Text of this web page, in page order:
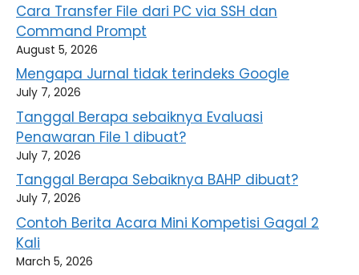
Cara Transfer File dari PC via SSH dan
Command Prompt
August 5, 2026
Mengapa Jurnal tidak terindeks Google
July 7, 2026
Tanggal Berapa sebaiknya Evaluasi
Penawaran File 1 dibuat?
July 7, 2026
Tanggal Berapa Sebaiknya BAHP dibuat?
July 7, 2026
Contoh Berita Acara Mini Kompetisi Gagal 2
Kali
March 5, 2026